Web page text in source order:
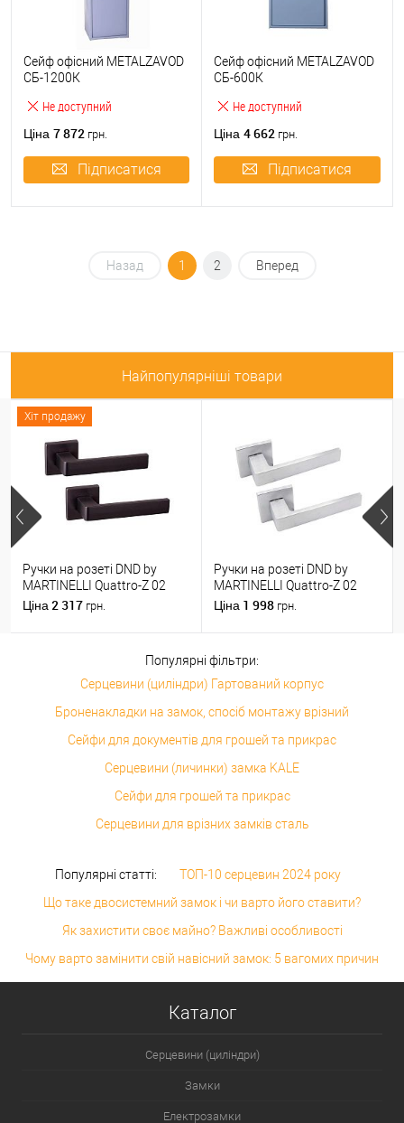
Не доступний
Сейф офісний METALZAVOD
СБ-1200К
Ціна 7 872 грн.
Підписатися
Не доступний
Сейф офісний METALZAVOD
СБ-600К
Ціна 4 662 грн.
Підписатися
Назад 1 2 Вперед
Найпопулярніші товари
Хіт продажу
Ручки на розеті DND by
MARTINELLI Quattro-Z 02
ZNE чорний
Ціна 2 317 грн.
Ручки на розеті DND by
MARTINELLI Quattro-Z 02
ZCS матовий хром
Ціна 1 998 грн.
Популярні фільтри:
Серцевини (циліндри) Гартований корпус
Броненакладки на замок, спосіб монтажу врізний
Сейфи для документів для грошей та прикрас
Серцевини (личинки) замка KALE
Сейфи для грошей та прикрас
Серцевини для врізних замків сталь
Популярні статті:
ТОП-10 серцевин 2024 року
Що таке двосистемний замок і чи варто його ставити?
Як захистити своє майно? Важливі особливості
Чому варто замінити свій навісний замок: 5 вагомих причин
Каталог
Серцевини (циліндри)
Замки
Електрозамки